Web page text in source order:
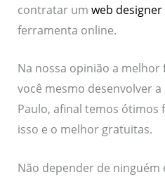
contratar um web designer
ferramenta online.
Na nossa opinião a
você mesmo desenvolver
Paulo, afinal temos ótimos
isso e o melhor gratuitas.
Não depender de ninguém